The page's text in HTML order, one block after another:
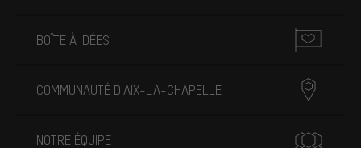
BOÎTE À IDÉES
COMMUNAUTÉ D'AIX-LA-CHAPELLE
NOTRE ÉQUIPE